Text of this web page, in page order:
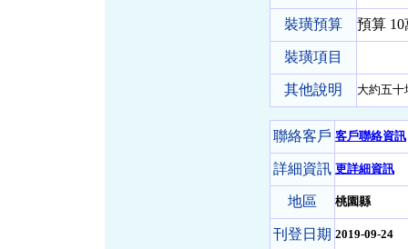
裝璜預算 預算
裝璜項目
其他說明 大約五
聯絡客戶 客戶聯絡資訊
詳細資訊 更詳細資訊
地區 桃園縣
刊登日期 2019-09-24